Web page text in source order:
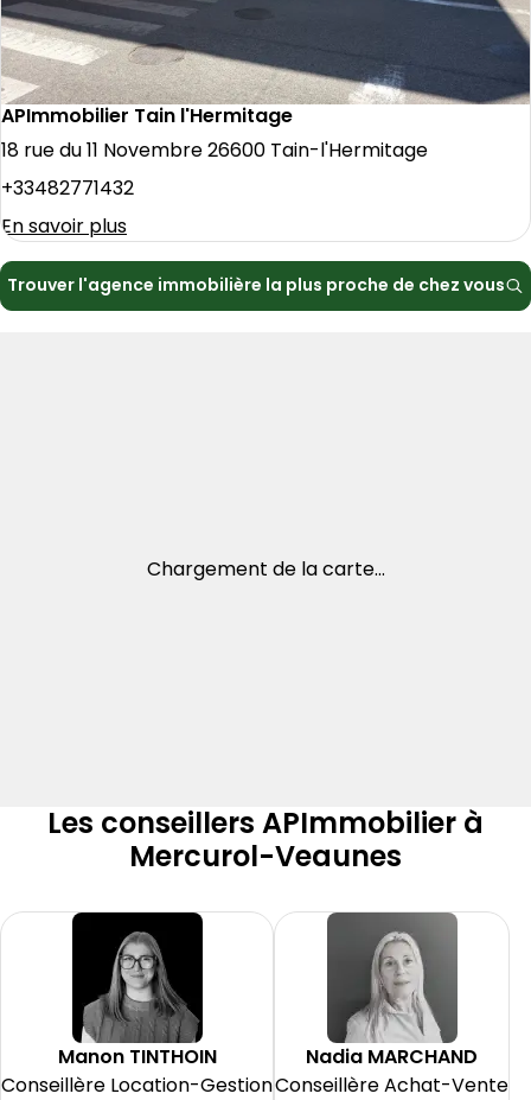
APImmobilier Tain l'Hermitage
18 rue du 11 Novembre 26600 Tain-l'Hermitage
+33482771432
En savoir plus
Trouver l'agence immobilière la plus proche de chez vous
Chargement de la carte...
Les conseillers APImmobilier à
Mercurol-Veaunes
Manon TINTHOIN
Conseillère Location-Gestion
Nadia MARCHAND
Conseillère Achat-Vente